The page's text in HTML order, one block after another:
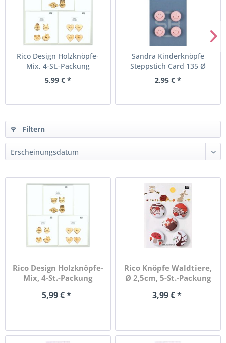
Rico Design Holzknöpfe-
Mix, 4-St.-Packung
5,99 € *
Sandra Kinderknöpfe
Steppstich Card 135 Ø
13mm...
2,95 € *
Filtern
Rico Design Holzknöpfe-
Mix, 4-St.-Packung
5,99 € *
Rico Knöpfe Waldtiere,
Ø 2,5cm, 5-St.-Packung
3,99 € *